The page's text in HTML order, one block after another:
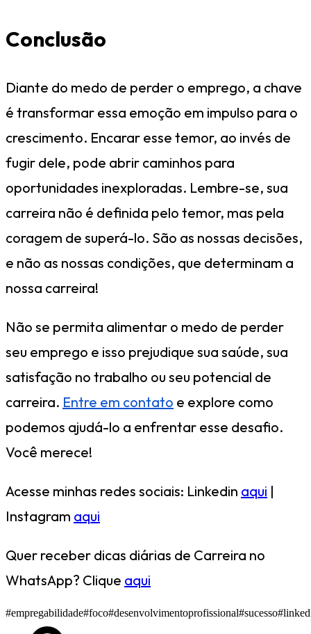
Conclusão
Diante do medo de perder o emprego, a chave
é transformar essa emoção em impulso para o
crescimento. Encarar esse temor, ao invés de
fugir dele, pode abrir caminhos para
oportunidades inexploradas. Lembre-se, sua
carreira não é definida pelo temor, mas pela
coragem de superá-lo. São as nossas decisões,
e não as nossas condições, que determinam a
nossa carreira!
Não se permita alimentar o medo de perder
seu emprego e isso prejudique sua saúde, sua
satisfação no trabalho ou seu potencial de
carreira. Entre em contato e explore como
podemos ajudá-lo a enfrentar esse desafio.
Você merece!
Acesse minhas redes sociais: Linkedin aqui |
Instagram aqui
Quer receber dicas diárias de Carreira no
WhatsApp? Clique aqui
#empregabilidade#foco#desenvolvimentoprofissional#sucesso